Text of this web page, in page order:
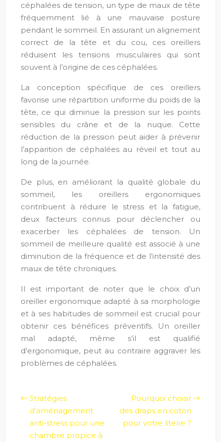
céphalées de tension, un type de maux de tête
fréquemment lié à une mauvaise posture
pendant le sommeil. En assurant un alignement
correct de la tête et du cou, ces oreillers
réduisent les tensions musculaires qui sont
souvent à l’origine de ces céphalées.
La conception spécifique de ces oreillers
favorise une répartition uniforme du poids de la
tête, ce qui diminue la pression sur les points
sensibles du crâne et de la nuque. Cette
réduction de la pression peut aider à prévenir
l’apparition de céphalées au réveil et tout au
long de la journée.
De plus, en améliorant la qualité globale du
sommeil, les oreillers ergonomiques
contribuent à réduire le stress et la fatigue,
deux facteurs connus pour déclencher ou
exacerber les céphalées de tension. Un
sommeil de meilleure qualité est associé à une
diminution de la fréquence et de l’intensité des
maux de tête chroniques.
Il est important de noter que le choix d’un
oreiller ergonomique adapté à sa morphologie
et à ses habitudes de sommeil est crucial pour
obtenir ces bénéfices préventifs. Un oreiller
mal adapté, même s’il est qualifié
d’ergonomique, peut au contraire aggraver les
problèmes de céphalées.
Stratégies
d’aménagement
anti-stress pour une
chambre propice à
Pourquoi choisir
des draps en coton
pour votre literie ?